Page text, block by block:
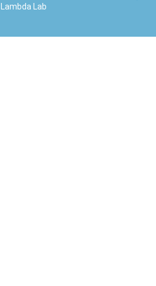
Lambda Lab